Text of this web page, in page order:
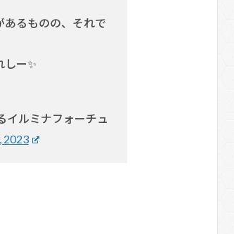
るものの、それで
ー✨
ルミナフォーチュ
2023